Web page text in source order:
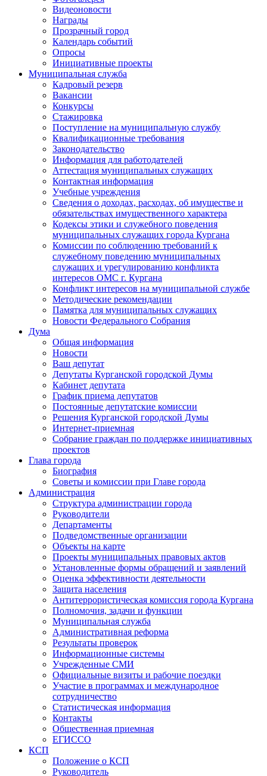
Видеоновости
Награды
Прозрачный город
Календарь событий
Опросы
Инициативные проекты
Муниципальная служба
Кадровый резерв
Вакансии
Конкурсы
Стажировка
Поступление на муниципальную службу
Квалификационные требования
Законодательство
Информация для работодателей
Аттестация муниципальных служащих
Контактная информация
Учебные учреждения
Сведения о доходах, расходах, об имуществе и
обязательствах имущественного характера
Кодексы этики и служебного поведения
муниципальных служащих города Кургана
Комиссии по соблюдению требований к
служебному поведению муниципальных
служащих и урегулированию конфликта
интересов ОМС г. Кургана
Конфликт интересов на муниципальной службе
Методические рекомендации
Памятка для муниципальных служащих
Новости Федерального Cобрания
Дума
Общая информация
Новости
Ваш депутат
Депутаты Курганской городской Думы
Кабинет депутата
График приема депутатов
Постоянные депутатские комиссии
Решения Курганской городской Думы
Интернет-приемная
Собрание граждан по поддержке инициативных
проектов
Глава города
Биография
Советы и комиссии при Главе города
Администрация
Структура администрации города
Руководители
Департаменты
Подведомственные организации
Объекты на карте
Проекты муниципальных правовых актов
Установленные формы обращений и заявлений
Оценка эффективности деятельности
Защита населения
Антитеррористическая комиссия города Кургана
Полномочия, задачи и функции
Муниципальная служба
Административная реформа
Результаты проверок
Информационные системы
Учрежденные СМИ
Официальные визиты и рабочие поездки
Участие в программах и международное
сотрудничество
Статистическая информация
Контакты
Общественная приемная
ЕГИССО
КСП
Положение о КСП
Руководитель